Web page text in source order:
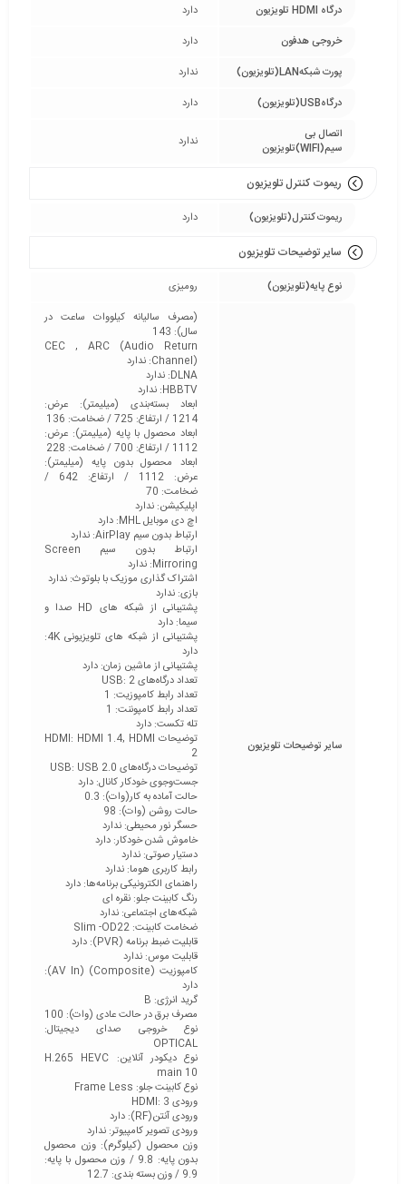
درگاه HDMI تلویزیون
دارد
خروجی هدفون
دارد
پورت شبکهLAN(تلویزیون)
ندارد
درگاهUSB(تلویزیون)
دارد
اتصال بی
سیم(WIFI)تلویزیون
ندارد
ریموت کنترل تلویزیون
ریموت کنترل(تلویزیون) دارد
سایر توضیحات تلویزیون
نوع پایه(تلویزیون) رومیزی
سایر توضیحات تلویزیون
(مصرف سالیانه کیلووات ساعت در
سال): 143
CEC , ARC (Audio Return
Channel): ندارد
DLNA: ندارد
HBBTV: ندارد
ابعاد بسته‌بندی (میلیمتر): عرض:
1214 / ارتفاع: 725 / ضخامت: 136
ابعاد محصول با پایه (میلیمتر): عرض:
1112 / ارتفاع: 700 / ضخامت: 228
ابعاد محصول بدون پایه (میلیمتر):
عرض: 1112 / ارتفاع: 642 /
ضخامت: 70
اپلیکیشن: ندارد
اچ دی موبایل MHL: دارد
ارتباط بدون سیم AirPlay: ندارد
ارتباط بدون سیم Screen
Mirroring: ندارد
اشتراک گذاری موزیک با بلوتوث: ندارد
بازی: ندارد
پشتیبانی از شبکه های HD صدا و
سیما: دارد
پشتیبانی از شبکه های تلویزیونی 4K:
دارد
پشتیبانی از ماشین زمان: دارد
تعداد درگاه‌های USB: 2
تعداد رابط کامپوزیت: 1
تعداد رابط کامپوننت: 1
تله تکست: دارد
توضیحات HDMI: HDMI 1.4, HDMI
2
توضیحات درگاه‌های USB: USB 2.0
جست‌وجوی خودکار کانال: دارد
حالت آماده به کار(وات): 0.3
حالت روشن (وات): 98
حسگر نور محیطی: ندارد
خاموش شدن خودکار: دارد
دستیار صوتی: ندارد
رابط کاربری هوما: ندارد
راهنمای الکترونیکی برنامه‌ها: دارد
رنگ کابینت جلو: نقره ای
شبکه‌های اجتماعی: ندارد
ضخامت كابينت: Slim -OD22
قابلیت ضبط برنامه (PVR): دارد
قابلیت موس: ندارد
کامپوزیت (Composite) (AV In):
دارد
گرید انرژی: B
مصرف برق در حالت عادی (وات): 100
نوع خروجی صدای دیجیتال:
OPTICAL
نوع دیکودر آنلاین: H.265 HEVC
main 10
نوع كابينت جلو: Frame Less
ورودی HDMI: 3
ورودی آنتن(RF): دارد
ورودی تصویر کامپیوتر: ندارد
وزن محصول (کیلوگرم): وزن محصول
بدون پایه: 9.8 / وزن محصول با پایه:
9.9 / وزن بسته بندی: 12.7